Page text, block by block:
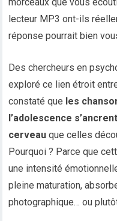
morceaux que vous
lecteur MP3 ont-ils
réponse pourrait bien
Des chercheurs en
exploré ce lien étroit
constaté que les
l’adolescence
cerveau que celles
Pourquoi ? Parce que
une intensité
pleine maturation,
photographique… ou